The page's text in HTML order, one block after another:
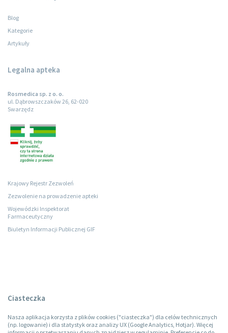
Blog
Kategorie
Artykuły
Legalna apteka
Rosmedica sp. z o. o.
ul. Dąbrowszczaków 26, 62-020
Swarzędz
Krajowy Rejestr Zezwoleń
Zezwolenie na prowadzenie apteki
Wojewódzki Inspektorat
Farmaceutyczny
Biuletyn Informacji Publicznej GIF
Ciasteczka
Nasza aplikacja korzysta z plików cookies ("ciasteczka") dla celów technicznych
(np. logowanie) i dla statystyk oraz analizy UX (Google Analytics, Hotjar). Więcej